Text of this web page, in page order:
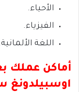
الأحياء.
الفيزياء.
اللغة
أماكن عملك
اوسبيلدونغ